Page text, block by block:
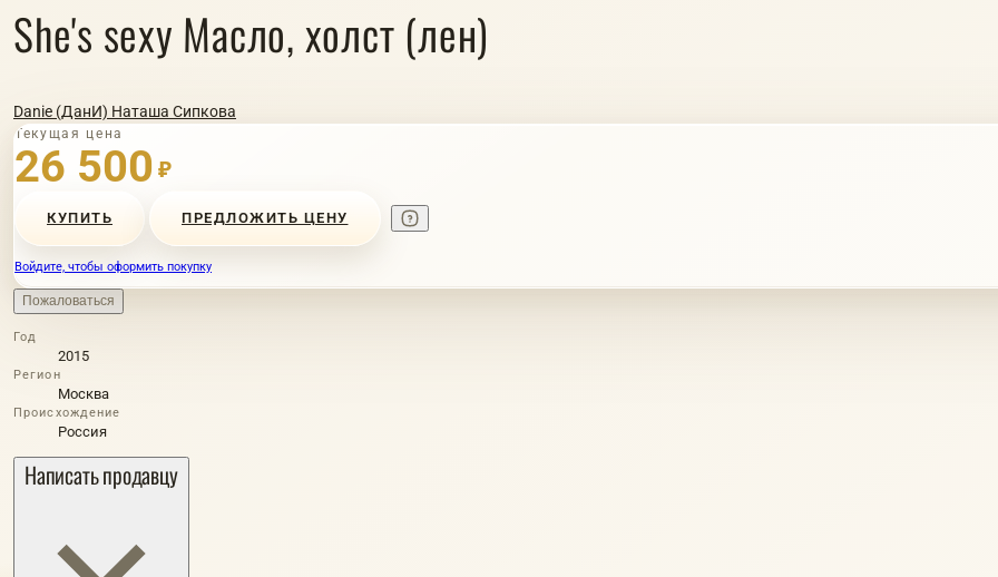
She's sexy Масло, холст (лен)
Danie (ДанИ) Наташа Сипкова
Текущая цена
26 500 ₽
КУПИТЬ ПРЕДЛОЖИТЬ ЦЕНУ
Войдите, чтобы оформить покупку
Пожаловаться
Год
2015
Регион
Москва
Происхождение
Россия
Написать продавцу